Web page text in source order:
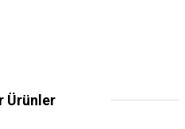
Ürünler